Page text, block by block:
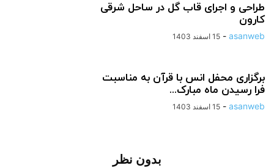
طراحی و اجرای قاب گل در ساحل شرقی
کارون
asanweb
- 15 اسفند 1403
برگزاری محفل انس با قرآن به مناسبت
فرا رسیدن ماه مبارک...
asanweb
- 15 اسفند 1403
بدون نظر